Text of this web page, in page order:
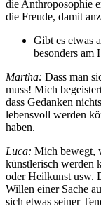
die Anthroposophie
die Freude, damit
Gibt es etwas
besonders am
Martha: Dass man
muss! Mich
dass Gedanken
lebensvoll werden
haben.
Luca: Mich bewegt,
künstlerisch werden
oder Heilkunst usw.
Willen einer Sache
sich etwas seiner